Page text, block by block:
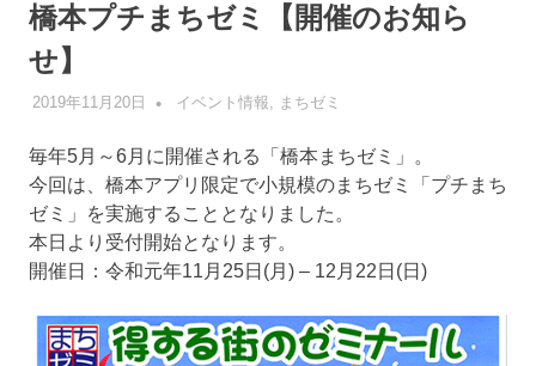
橋本プチまちゼミ【開催のお知ら
せ】
2019年11月20日 管理者
イベント情報 まちゼミ
毎年5月～6月に開催される「橋本まちゼミ」。
今回は、橋本アプリ限定で小規模のまちゼミ「プチまち
ゼミ」を実施することとなりました。
本日より受付開始となります。
開催日：令和元年11月25日(月) – 12月22日(日)